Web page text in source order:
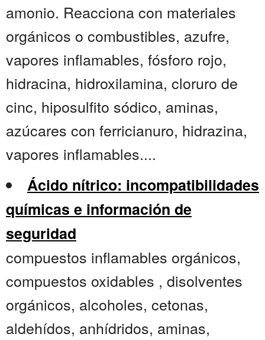
amonio. Reacciona con materiales
orgánicos o combustibles, azufre,
vapores inflamables, fósforo rojo,
hidracina, hidroxilamina, cloruro de
cinc, hiposulfito sódico, aminas,
azúcares con ferricianuro, hidrazina,
vapores inflamables....
Ácido nítrico: incompatibilidades
químicas e información de
seguridad
compuestos inflamables orgánicos,
compuestos oxidables , disolventes
orgánicos, alcoholes, cetonas,
aldehídos, anhídridos, aminas,